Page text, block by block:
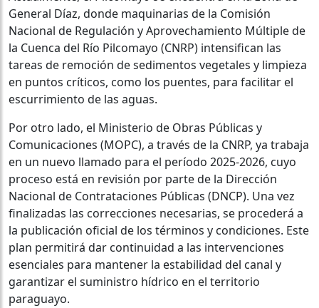
General Díaz, donde maquinarias de la Comisión
Nacional de Regulación y Aprovechamiento Múltiple de
la Cuenca del Río Pilcomayo (CNRP) intensifican las
tareas de remoción de sedimentos vegetales y limpieza
en puntos críticos, como los puentes, para facilitar el
escurrimiento de las aguas.
Por otro lado, el Ministerio de Obras Públicas y
Comunicaciones (MOPC), a través de la CNRP, ya trabaja
en un nuevo llamado para el período 2025-2026, cuyo
proceso está en revisión por parte de la Dirección
Nacional de Contrataciones Públicas (DNCP). Una vez
finalizadas las correcciones necesarias, se procederá a
la publicación oficial de los términos y condiciones. Este
plan permitirá dar continuidad a las intervenciones
esenciales para mantener la estabilidad del canal y
garantizar el suministro hídrico en el territorio
paraguayo.